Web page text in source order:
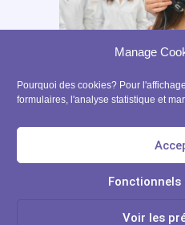
Manage
Pourquoi des cookies? Pour
formulaires, l'analyse statistique et
Voir les
Journal des outils numériques
Guide de l'enseignant RA
Précaution usage RV avec des
8 Bis rue Abel, 75012 Paris
Learn